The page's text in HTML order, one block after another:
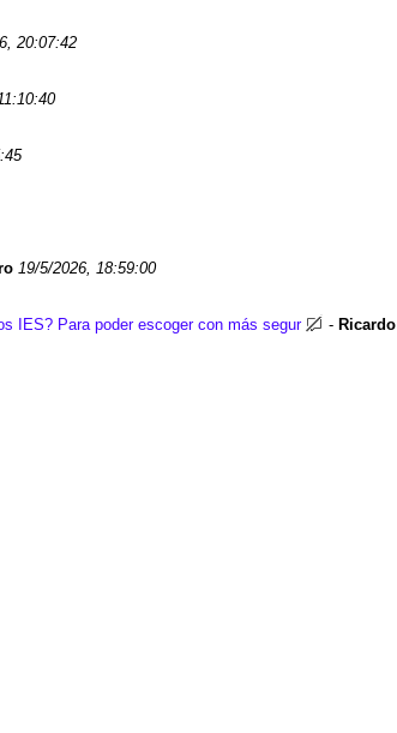
20:07:42
19/5/2026, 18:59:00
IES? Para poder escoger con más segur - Ricardo